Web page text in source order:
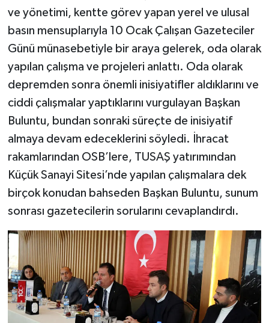
ve yönetimi, kentte görev yapan yerel ve ulusal
basın mensuplarıyla 10 Ocak Çalışan Gazeteciler
Günü münasebetiyle bir araya gelerek, oda olarak
yapılan çalışma ve projeleri anlattı. Oda olarak
depremden sonra önemli inisiyatifler aldıklarını ve
ciddi çalışmalar yaptıklarını vurgulayan Başkan
Buluntu, bundan sonraki süreçte de inisiyatif
almaya devam edeceklerini söyledi. İhracat
rakamlarından OSB’lere, TUSAŞ yatırımından
Küçük Sanayi Sitesi’nde yapılan çalışmalara dek
birçok konudan bahseden Başkan Buluntu, sunum
sonrası gazetecilerin sorularını cevaplandırdı.